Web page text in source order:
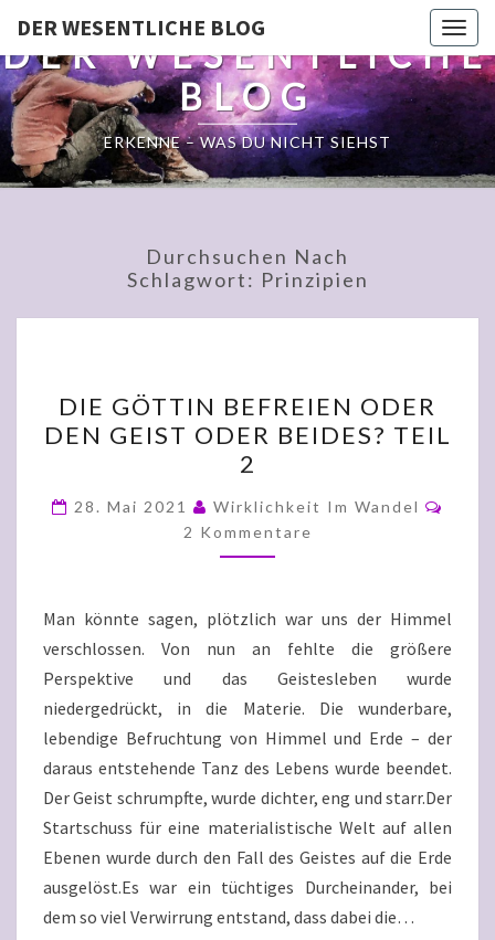
DER WESENTLICHE BLOG
DER WESENTLICHE
BLOG
ERKENNE – WAS DU NICHT SIEHST
Durchsuchen Nach
Schlagwort: Prinzipien
GÖTTIN
BEFREIEN
ODER
DEN
GEIST
ODER
TEIL
2
DIE GÖTTIN BEFREIEN ODER
DEN GEIST ODER BEIDES? TEIL
2
28. Mai 2021 Wirklichkeit Im Wandel
2 Kommentare
Man könnte sagen, plötzlich war uns der Himmel
verschlossen. Von nun an fehlte die größere
Perspektive und das Geistesleben wurde
niedergedrückt, in die Materie. Die wunderbare,
lebendige Befruchtung von Himmel und Erde – der
daraus entstehende Tanz des Lebens wurde beendet.
Der Geist schrumpfte, wurde dichter, eng und starr.Der
Startschuss für eine materialistische Welt auf allen
Ebenen wurde durch den Fall des Geistes auf die Erde
ausgelöst.Es war ein tüchtiges Durcheinander, bei
dem so viel Verwirrung entstand, dass dabei die…